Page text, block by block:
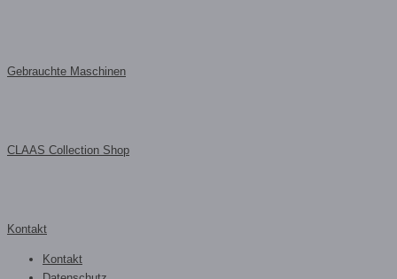
Gebrauchte Maschinen
CLAAS Collection Shop
Kontakt
Kontakt